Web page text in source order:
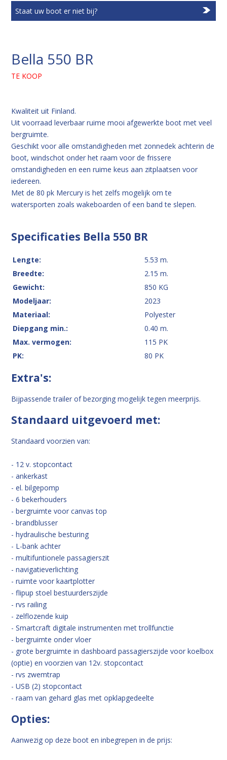
Staat uw boot er niet bij?
Bella 550 BR
TE KOOP
Kwaliteit uit Finland.
Uit voorraad leverbaar ruime mooi afgewerkte boot met veel
bergruimte.
Geschikt voor alle omstandigheden met zonnedek achterin de
boot, windschot onder het raam voor de frissere
omstandigheden en een ruime keus aan zitplaatsen voor
iedereen.
Met de 80 pk Mercury is het zelfs mogelijk om te
watersporten zoals wakeboarden of een band te slepen.
Specificaties Bella 550 BR
Lengte:
5.53 m.
Breedte:
2.15 m.
Gewicht:
850 KG
Modeljaar:
2023
Materiaal:
Polyester
Diepgang min.:
0.40 m.
Max. vermogen:
115 PK
PK:
80 PK
Extra's:
Bijpassende trailer of bezorging mogelijk tegen meerprijs.
Standaard uitgevoerd met:
Standaard voorzien van:
- 12 v. stopcontact
- ankerkast
- el. bilgepomp
- 6 bekerhouders
- bergruimte voor canvas top
- brandblusser
- hydraulische besturing
- L-bank achter
- multifuntionele passagierszit
- navigatieverlichting
- ruimte voor kaartplotter
- flipup stoel bestuurderszijde
- rvs railing
- zelflozende kuip
- Smartcraft digitale instrumenten met trollfunctie
- bergruimte onder vloer
- grote bergruimte in dashboard passagierszijde voor koelbox
(optie) en voorzien van 12v. stopcontact
- rvs zwemtrap
- USB (2) stopcontact
- raam van gehard glas met opklapgedeelte
Opties:
Aanwezig op deze boot en inbegrepen in de prijs: